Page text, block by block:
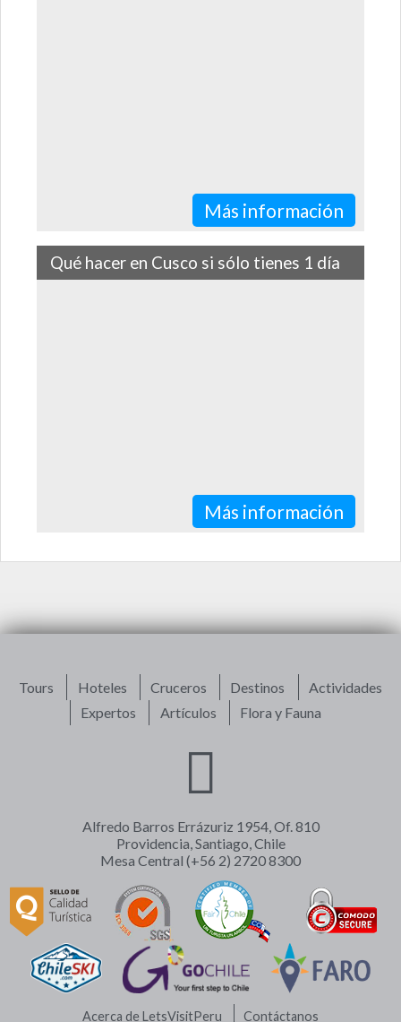
Más información
Qué hacer en Cusco si sólo tienes 1 día
Más información
Tours Hoteles Cruceros Destinos
Actividades
Expertos
Artículos Flora y Fauna
Alfredo Barros Errázuriz 1954, Of. 810
Providencia, Santiago, Chile
Mesa Central (+56 2) 2720 8300
Acerca de LetsVisitPeru Contáctanos